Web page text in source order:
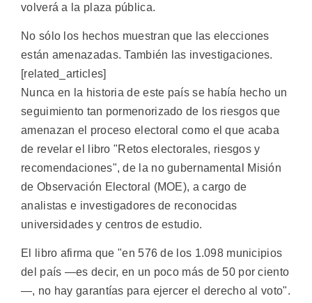
volverá a la plaza pública.
No sólo los hechos muestran que las elecciones
están amenazadas. También las investigaciones.
[related_articles]
Nunca en la historia de este país se había hecho un
seguimiento tan pormenorizado de los riesgos que
amenazan el proceso electoral como el que acaba
de revelar el libro "Retos electorales, riesgos y
recomendaciones", de la no gubernamental Misión
de Observación Electoral (MOE), a cargo de
analistas e investigadores de reconocidas
universidades y centros de estudio.
El libro afirma que "en 576 de los 1.098 municipios
del país —es decir, en un poco más de 50 por ciento
—, no hay garantías para ejercer el derecho al voto".